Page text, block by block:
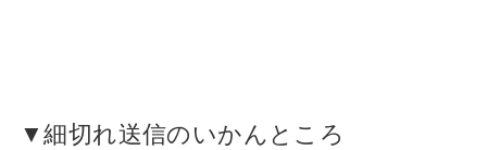
▼細切れ送信のいかんところ